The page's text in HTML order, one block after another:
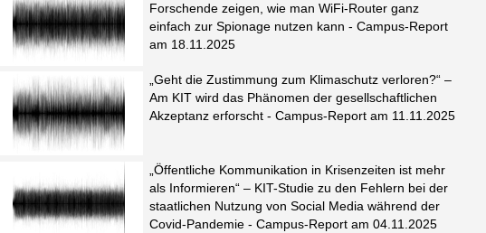
Forschende zeigen, wie man WiFi-Router ganz
einfach zur Spionage nutzen kann - Campus-Report
am 18.11.2025
„Geht die Zustimmung zum Klimaschutz verloren?“ –
Am KIT wird das Phänomen der gesellschaftlichen
Akzeptanz erforscht - Campus-Report am 11.11.2025
„Öffentliche Kommunikation in Krisenzeiten ist mehr
als Informieren“ – KIT-Studie zu den Fehlern bei der
staatlichen Nutzung von Social Media während der
Covid-Pandemie - Campus-Report am 04.11.2025